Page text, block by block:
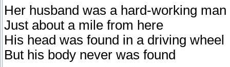
Her husband was a hard-working man
Just about a mile from here
His head was found in a driving wheel
But his body never was found